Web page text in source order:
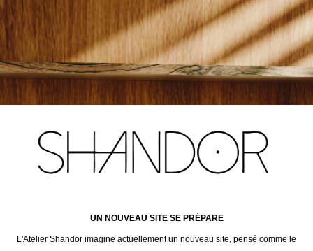
UN NOUVEAU SITE SE PRÉPARE
L'Atelier Shandor imagine actuellement un nouveau site, pensé comme le